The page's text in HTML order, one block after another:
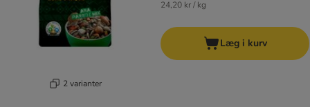
2 varianter
24,20 kr / kg
Læg i kurv